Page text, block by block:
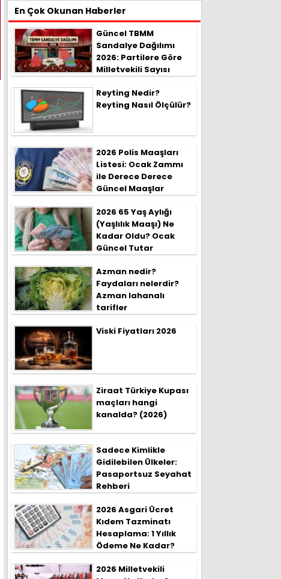
En Çok Okunan Haberler
Güncel TBMM
Sandalye Dağılımı
2026: Partilere Göre
Milletvekili Sayısı
Reyting Nedir?
Reyting Nasıl Ölçülür?
2026 Polis Maaşları
Listesi: Ocak Zammı
ile Derece Derece
Güncel Maaşlar
2026 65 Yaş Aylığı
(Yaşlılık Maaşı) Ne
Kadar Oldu? Ocak
Güncel Tutar
Azman nedir?
Faydaları nelerdir?
Azman lahanalı
tarifler
Viski Fiyatları 2026
Ziraat Türkiye Kupası
maçları hangi
kanalda? (2026)
Sadece Kimlikle
Gidilebilen Ülkeler:
Pasaportsuz Seyahat
Rehberi
2026 Asgari Ücret
Kıdem Tazminatı
Hesaplama: 1 Yıllık
Ödeme Ne Kadar?
2026 Milletvekili